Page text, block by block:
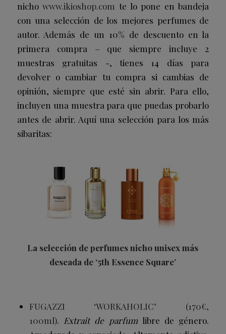
nichowww.ikioshop.com te lo pone en bandeja
con una selección de los mejores perfumes de
autor. Además de un 10% de descuento en la
primera compra – que siempre incluye 2
muestras gratuitas -, tienes 14 días para
devolver o cambiar tu compra si cambias de
opinión, siempre que esté sin abrir. Para ello,
incluyen una muestra para que puedas probarlo
antes de abrir. Aquí una selección para los más
sibaritas:
La selección de perfumes nicho unisex más
deseada de ‘5th Essence Square’
FUGAZZI ‘WORKAHOLIC’ (170€,
100ml). Extrait de parfumlibre de género.